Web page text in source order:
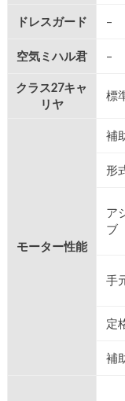
ドレスガード –
空気ミハル君 –
クラス27キャ
リヤ
標
モーター性能
補
形
ア
ブ
手
定
補